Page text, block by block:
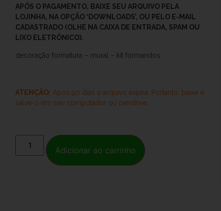
APÓS O PAGAMENTO, BAIXE SEU ARQUIVO PELA
LOJINHA, NA OPÇÃO ‘DOWNLOADS’, OU PELO E-MAIL
CADASTRADO (OLHE NA CAIXA DE ENTRADA, SPAM OU
LIXO ELETRÔNICO).
decoração formatura – mural – kit formandos
ATENÇÃO: Após 90 dias o arquivo expira. Portanto, baixe e
salve-o em seu computador ou pendrive.
Adicionar ao carrinho